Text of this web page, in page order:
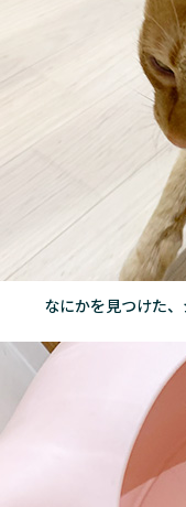
なにかを見つけた